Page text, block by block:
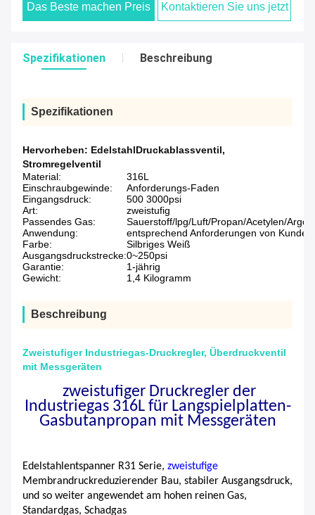
Das Beste machen Preis Kontaktieren Sie uns jetzt
Spezifikationen Beschreibung
Spezifikationen
Hervorheben: EdelstahlDruckablassventil,
Stromregelventil
Material:
316L
Einschraubgewinde:
Anforderungs-Faden
Eingangsdruck:
500 3000psi
Art:
zweistufig
Passendes Gas:
Sauerstoff/lpg/Luft/Propan/Acetylen/
Anwendung:
entsprechend Anforderungen von Kunden
Farbe:
Silbriges Weiß
Ausgangsdruckstrecke:0~250psi
Garantie:
1-jährig
Gewicht:
1,4 Kilogramm
Beschreibung
Zweistufiger Industriegas-Druckregler, Überdruckventil
mit Messgeräten
zweistufiger Druckregler der
Industriegas 316L für Langspielplatten-
Gasbutanpropan mit Messgeräten
Edelstahlentspanner R31 Serie, zweistufige
Membrandruckreduzierender Bau, stabiler Ausgangsdruck,
und so weiter angewendet am hohen reinen Gas,
Standardgas, Schadgas